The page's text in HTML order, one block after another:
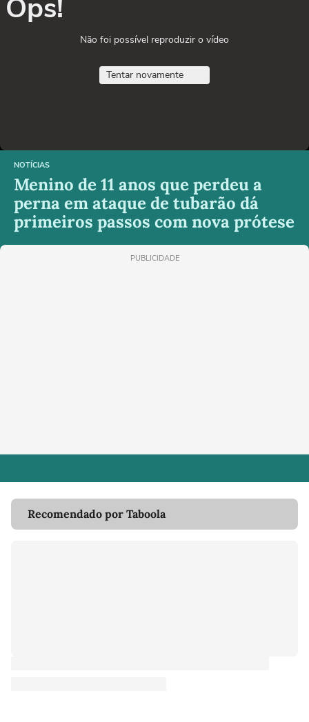
Ops!
Não foi possível reproduzir o vídeo
Tentar novamente
NOTÍCIAS
Menino de 11 anos que perdeu a
perna em ataque de tubarão dá
primeiros passos com nova prótese
PUBLICIDADE
Recomendado por Taboola